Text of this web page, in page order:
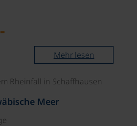
Mehr lesen
Meer